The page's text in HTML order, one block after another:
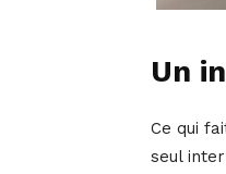
Un
Ce qui
seul